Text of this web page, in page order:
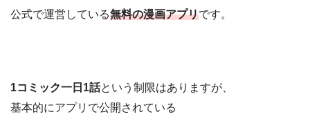
公式で運営している無料の漫画アプリです。
1コミック一日1話という制限はありますが、
基本的にアプリで公開されている